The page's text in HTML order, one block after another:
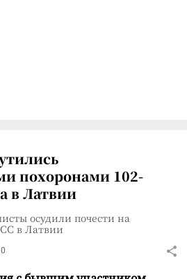
похоронами 102-
в Латвии
осудили почести на
в Латвии
0